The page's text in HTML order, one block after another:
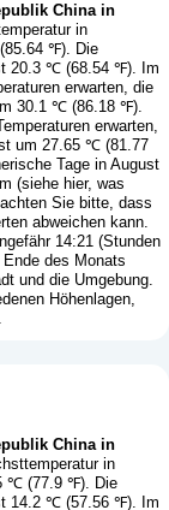
China in
in
℉). Die
20.3 ℃ (68.54 ℉). Im
erwarten, die
30.1 ℃ (86.18 ℉).
erwarten,
um 27.65 ℃ (81.77
Tage in August
(siehe hier, was
Sie bitte, dass
abweichen kann.
14:21 (Stunden
des Monats
und die Umgebung.
Höhenlagen,
China in
in
℃ (77.9 ℉). Die
14.2 ℃ (57.56 ℉). Im